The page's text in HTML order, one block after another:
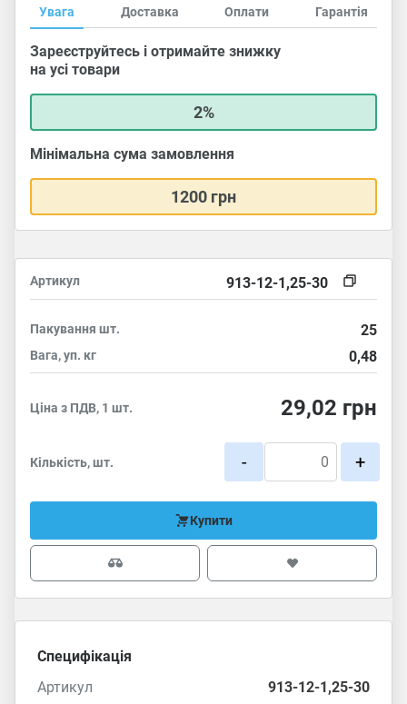
Увага Доставка Оплати Гарантія
Зареєструйтесь і отримайте знижку
на усі товари
2%
Мінімальна сума замовлення
1200 грн
Артикул 913-12-1,25-30
Пакування шт. 25
Вага, уп. кг 0,48
Ціна з ПДВ, 1 шт. 29,02 грн
Кількість, шт. - +
Купити
Специфікація
Артикул
913-12-1,25-30